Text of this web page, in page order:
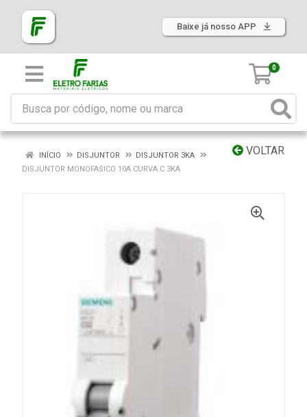
Baixe já nosso APP
0
VOLTAR
INÍCIO DISJUNTOR
DISJUNTOR 3KA
DISJUNTOR MONOFASICO 10A CURVA C 3KA